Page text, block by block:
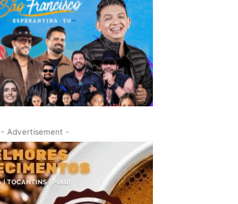
- Advertisement -